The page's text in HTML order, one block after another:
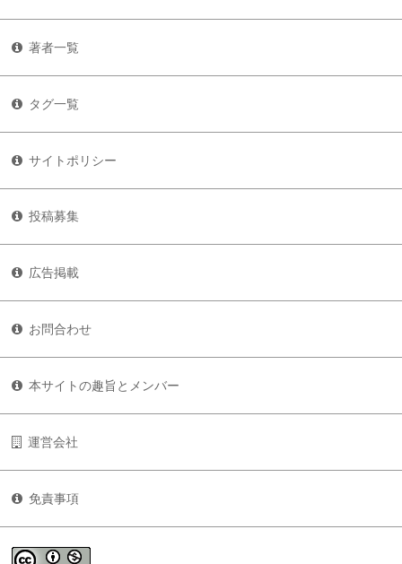
著者一覧
タグ一覧
サイトポリシー
投稿募集
広告掲載
お問合わせ
本サイトの趣旨とメンバー
運営会社
免責事項